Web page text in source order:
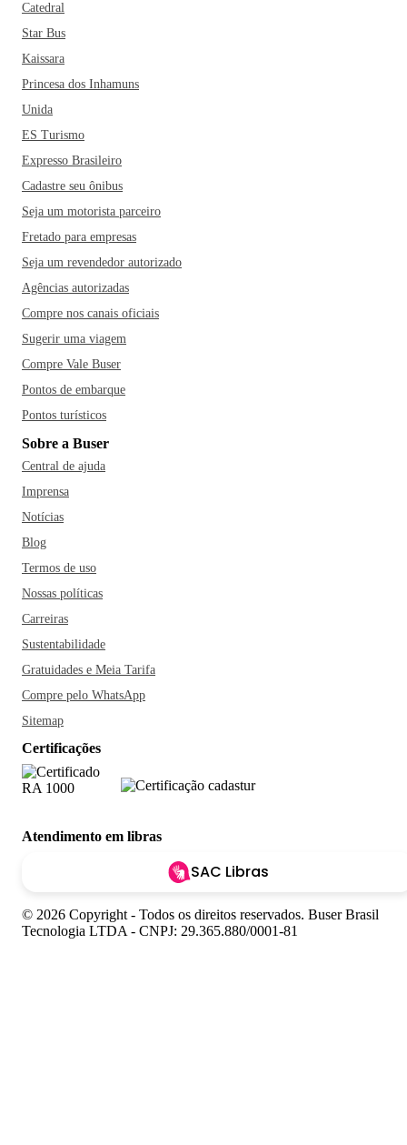
Catedral
Star Bus
Kaissara
Princesa dos Inhamuns
Unida
ES Turismo
Expresso Brasileiro
Cadastre seu ônibus
Seja um motorista parceiro
Fretado para empresas
Seja um revendedor autorizado
Agências autorizadas
Compre nos canais oficiais
Sugerir uma viagem
Compre Vale Buser
Pontos de embarque
Pontos turísticos
Sobre a Buser
Central de ajuda
Imprensa
Notícias
Blog
Termos de uso
Nossas políticas
Carreiras
Sustentabilidade
Gratuidades e Meia Tarifa
Compre pelo WhatsApp
Sitemap
Certificações
Atendimento em libras
SAC Libras
© 2026 Copyright - Todos os direitos reservados. Buser Brasil
Tecnologia LTDA - CNPJ: 29.365.880/0001-81